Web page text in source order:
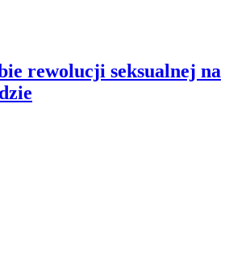
rewolucji seksualnej na